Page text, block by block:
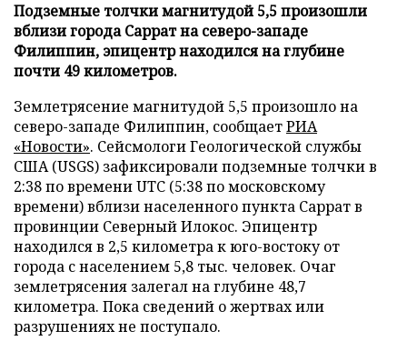
Подземные толчки магнитудой 5,5 произошли
вблизи города Саррат на северо-западе
Филиппин, эпицентр находился на глубине
почти 49 километров.
Землетрясение магнитудой 5,5 произошло на
северо-западе Филиппин, сообщаетРИА
«Новости». Сейсмологи Геологической службы
США (USGS) зафиксировали подземные толчки в
2:38 по времени UTC (5:38 по московскому
времени) вблизи населенного пункта Саррат в
провинции Северный Илокос. Эпицентр
находился в 2,5 километра к юго-востоку от
города с населением 5,8 тыс. человек. Очаг
землетрясения залегал на глубине 48,7
километра. Пока сведений о жертвах или
разрушениях не поступало.